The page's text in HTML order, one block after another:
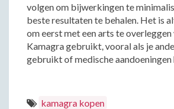
volgen om bijwerkingen te
beste resultaten te behalen. Het is
om eerst met een arts te
Kamagra gebruikt, vooral als je
gebruikt of medische aandoeningen
kamagra kopen